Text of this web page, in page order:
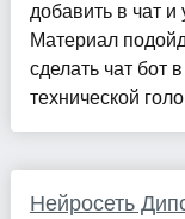
добавить в чат
Материал
сделать чат бот
технической
Нейросеть